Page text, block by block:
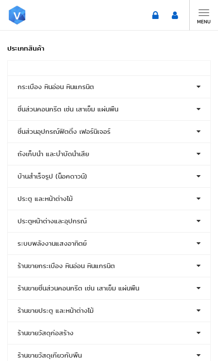
Toggle
MENU
ประเภทสินค้า
กระเบื้อง หินอ่อน หินแกรนิต
ชิ้นส่วนคอนกรีต เช่น เสาเข็ม แผ่นพื้น
ชิ้นส่วนอุปกรณ์ฟิตติ้ง เฟอร์นิเจอร์
ถังเก็บน้ำ และบำบัดน้ำเสีย
บ้านสำเร็จรูป (น็อคดาวน์)
ประตู และหน้าต่างไม้
ประตูหน้าต่างและอุปกรณ์
ระบบพลังงานแสงอาทิตย์
ร้านขายกระเบื้อง หินอ่อน หินแกรนิต
ร้านขายชิ้นส่วนคอนกรีต เช่น เสาเข็ม แผ่นพื้น
ร้านขายประตู และหน้าต่างไม้
ร้านขายวัสดุก่อสร้าง
ร้านขายวัสดุเกี่ยวกับพื้น